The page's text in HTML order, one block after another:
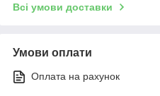
Всі умови доставки
Умови оплати
Оплата на рахунок